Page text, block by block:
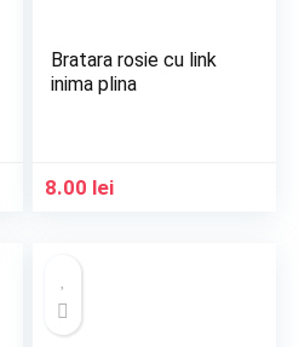
Bratara rosie cu link
inima plina
8.00 lei